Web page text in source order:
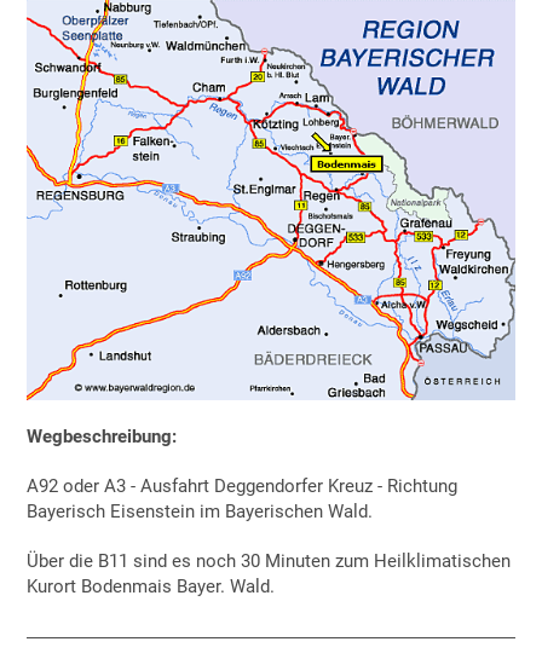
Wegbeschreibung:
A92 oder A3 - Ausfahrt Deggendorfer Kreuz - Richtung
Bayerisch Eisenstein im Bayerischen Wald.
Über die B11 sind es noch 30 Minuten zum Heilklimatischen
Kurort Bodenmais Bayer. Wald.